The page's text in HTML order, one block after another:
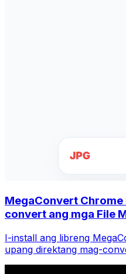
MegaConvert
convert ang mga File
I-install ang libreng
upang direktang mag-